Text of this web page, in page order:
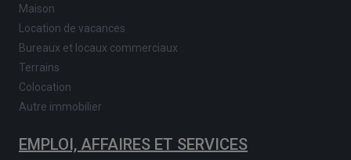
Maison
Location de vacances
Bureaux et locaux commerciaux
Terrains
Colocation
Autre immobilier
EMPLOI, AFFAIRES ET SERVICES